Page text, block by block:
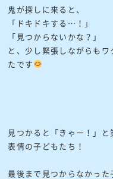
鬼が探しに来ると、
「ドキドキする…！」
「見つからないかな？」
と、少し緊張しながらも
たです
見つかると「きゃー！」
表情の子どもたち！
最後まで見つからなかっ